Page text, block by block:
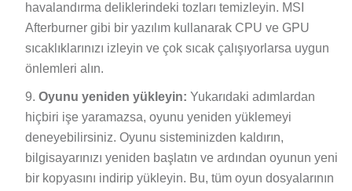
havalandırma deliklerindeki tozları temizleyin. MSI
Afterburner gibi bir yazılım kullanarak CPU ve GPU
sıcaklıklarınızı izleyin ve çok sıcak çalışıyorlarsa uygun
önlemleri alın.
Oyunu yeniden yükleyin: Yukarıdaki adımlardan
hiçbiri işe yaramazsa, oyunu yeniden yüklemeyi
deneyebilirsiniz. Oyunu sisteminizden kaldırın,
bilgisayarınızı yeniden başlatın ve ardından oyunun yeni
bir kopyasını indirip yükleyin. Bu, tüm oyun dosyalarının